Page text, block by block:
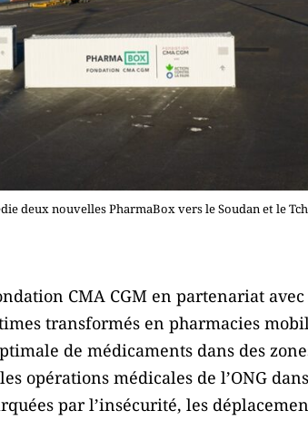
deux nouvelles PharmaBox vers le Soudan et le
CMA CGM en partenariat avec
transformés en pharmacies
de médicaments dans des
opérations médicales de l’ONG
par l’insécurité, les